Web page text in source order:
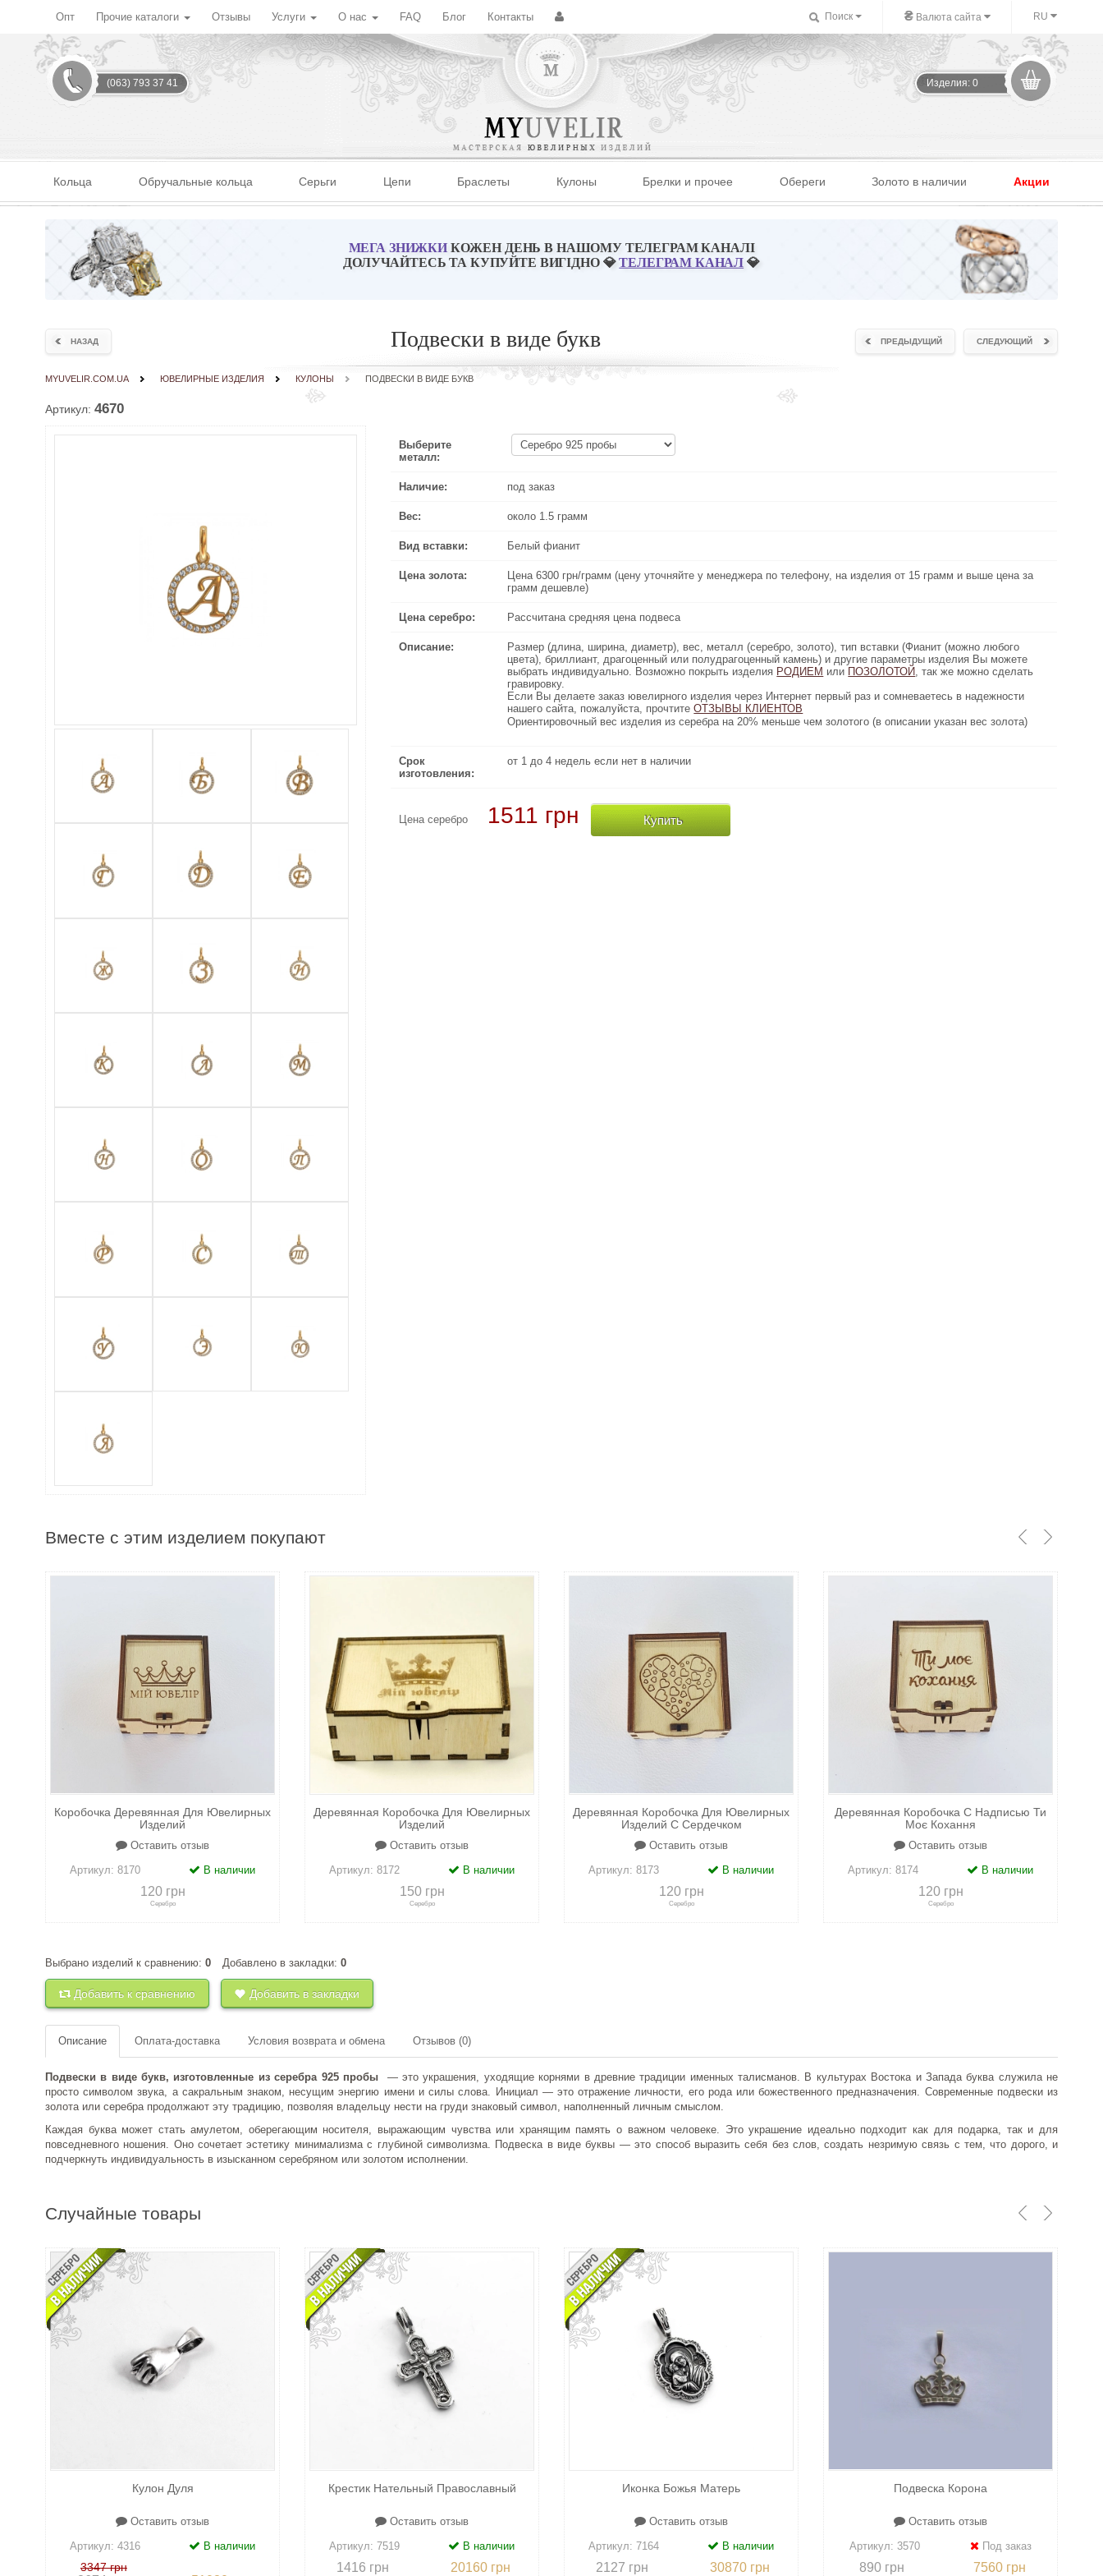
Опт Прочие каталоги Отзывы Услуги О нас FAQ Блог Контакты Поиск ₴ Валюта сайта RU
(063) 793 37 41 Изделия: 0
Кольца Обручальные кольца Серьги Цепи Браслеты Кулоны Брелки и прочее Обереги Золото в наличии Акции
МЕГА ЗНИЖКИКОЖЕН ДЕНЬ В НАШОМУ ТЕЛЕГРАМ КАНАЛІ
ДОЛУЧАЙТЕСЬ ТА КУПУЙТЕ ВИГІДНО 💎ТЕЛЕГРАМ КАНАЛ 💎
НАЗАД СЛЕДУЮЩИЙ
ПРЕДЫДУЩИЙ
Подвески в виде букв
MYUVELIR.COM.UA ЮВЕЛИРНЫЕ ИЗДЕЛИЯ КУЛОНЫ ПОДВЕСКИ В ВИДЕ БУКВ
Артикул: 4670
Выберите
металл:
Наличие: под заказ
Вес: около 1.5 грамм
Вид вставки: Белый фианит
Цена золота:
Цена 6300 грн/грамм (цену уточняйте у менеджера по телефону, на изделия от 15 грамм и выше цена за
грамм дешевле)
Цена серебро: Рассчитана средняя цена подвеса
Описание:
Размер (длина, ширина, диаметр), вес, металл (серебро, золото), тип вставки (Фианит (можно любого
цвета), бриллиант, драгоценный или полудрагоценный камень) и другие параметры изделия Вы можете
выбрать индивидуально. Возможно покрыть изделия РОДИЕМ или ПОЗОЛОТОЙ, так же можно сделать
гравировку.
Если Вы делаете заказ ювелирного изделия через Интернет первый раз и сомневаетесь в надежности
нашего сайта, пожалуйста, прочтитеОТЗЫВЫ КЛИЕНТОВ
Ориентировочный вес изделия из серебра на 20% меньше чем золотого (в описании указан вес золота)
Срок
изготовления:
от 1 до 4 недель если нет в наличии
Цена серебро 1511 грн Купить
Цена золота:
Цена 6300 грн/грамм (цену уточняйте у менеджера по телефону, на изделия от 15 грамм и выше цена за
Описание:
Размер (длина, ширина, диаметр), вес, металл (серебро, золото), тип вставки (Фианит (можно любого
цвета), бриллиант, драгоценный или полудрагоценный камень) и другие параметры изделия Вы можете
выбрать индивидуально. Возможно покрыть изделия
РОДИЕМ
или
ПОЗОЛОТОЙ
, так же можно сделать
Если Вы делаете заказ ювелирного изделия через Интернет первый раз и сомневаетесь в надежности
нашего сайта, пожалуйста, прочтите
ОТЗЫВЫ КЛИЕНТОВ
Ориентировочный вес изделия из серебра на 20% меньше чем золотого (в описании указан вес золота)
Вместе с этим изделием покупают
Коробочка Деревянная Для Ювелирных
Изделий
Оставить отзыв
Артикул:8170 В наличии
120 грн
Серебро
+к сравнению +в закладки
Деревянная Коробочка Для Ювелирных
Изделий
Оставить отзыв
Артикул:8172 В наличии
150 грн
Серебро
Деревянная Коробочка Для Ювелирных
Изделий С Сердечком
Оставить отзыв
Артикул:8173 В наличии
120 грн
Серебро
Деревянная Коробочка С Надписью Ти
Моє Кохання
Оставить отзыв
Артикул:8174 В наличии
120 грн
Серебро
Выбрано изделий к сравнению: 0 Добавлено в закладки: 0
Добавить к сравнению Добавить в закладки
Описание Оплата-доставка Условия возврата и обмена Отзывов (0)
Подвески в виде букв, изготовленные из серебра 925 пробы
— это украшения, уходящие корнями в древние традиции именных талисманов. В культурах Востока и Запада буква служила не
просто символом звука, а сакральным знаком, несущим энергию имени и силы слова. Инициал — это отражение личности, его рода или божественного предназначения. Современные подвески из
золота или серебра продолжают эту традицию, позволяя владельцу нести на груди знаковый символ, наполненный личным смыслом.
Каждая буква может стать амулетом, оберегающим носителя, выражающим чувства или хранящим память о важном человеке. Это украшение идеально подходит как для подарка, так и для
повседневного ношения. Оно сочетает эстетику минимализма с глубиной символизма. Подвеска в виде буквы — это способ выразить себя без слов, создать незримую связь с тем, что дорого, и
подчеркнуть индивидуальность в изысканном серебряном или золотом исполнении.
Случайные товары
Кулон Дуля
Оставить отзыв
Артикул:4316 В наличии
3347 грн
Крестик Нательный Православный
Оставить отзыв
Артикул:7519 В наличии
1416 грн 20160 грн
Иконка Божья Матерь
Оставить отзыв
Артикул:7164 В наличии
2127 грн 30870 грн
Подвеска Корона
Оставить отзыв
Артикул: 3570 Под заказ
890 грн 7560 грн